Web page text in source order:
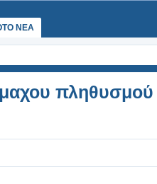
NEA
πληθυσμού